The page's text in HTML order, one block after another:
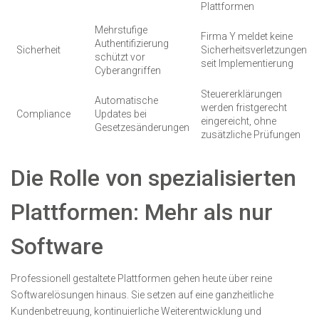
Plattformen
Sicherheit
Mehrstufige
Authentifizierung
schützt vor
Cyberangriffen
Firma Y meldet keine
Sicherheitsverletzungen
seit Implementierung
Compliance
Automatische
Updates bei
Gesetzesänderungen
Steuererklärungen
werden fristgerecht
eingereicht, ohne
zusätzliche Prüfungen
Die Rolle von spezialisierten
Plattformen: Mehr als nur
Software
Professionell gestaltete Plattformen gehen heute über reine
Softwarelösungen hinaus. Sie setzen auf eine ganzheitliche
Kundenbetreuung, kontinuierliche Weiterentwicklung und